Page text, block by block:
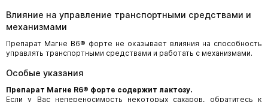
Влияние на управление транспортными средствами и
механизмами
Препарат Магне В6® форте не оказывает влияния на способность
управлять транспортными средствами и работать с механизмами.
Особые указания
Препарат Магне R6® форте содержит лактозу.
Если у Вас непереносимость некоторых сахаров, обратитесь к